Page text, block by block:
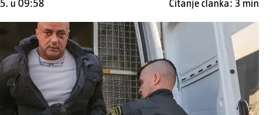
u 09:58 Čitanje članka: 3 min